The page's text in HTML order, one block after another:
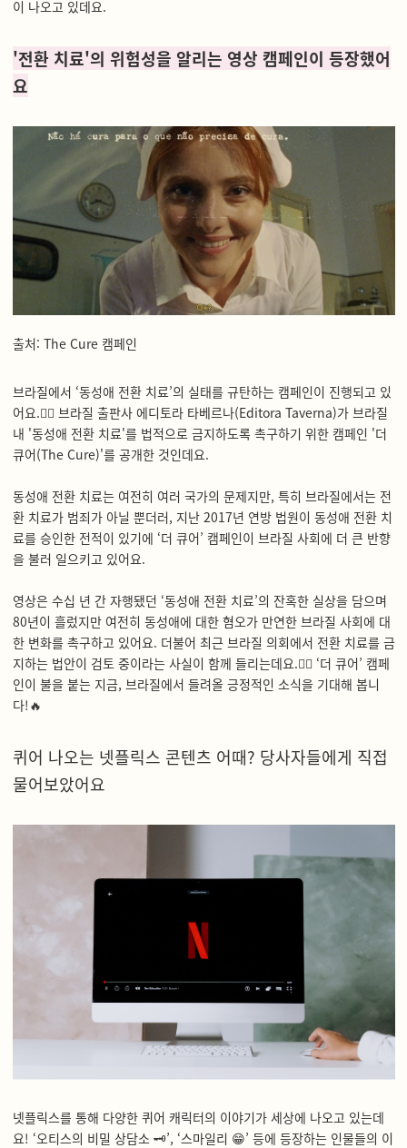
이 나오고 있데요.
'전환 치료'의 위험성을 알리는 영상 캠페인이 등장했어
요
출처: The Cure 캠페인
브라질에서 ‘동성애 전환 치료’의 실태를 규탄하는 캠페인이 진행되고 있
어요.✊🏽 브라질 출판사 에디토라 타베르나(Editora Taverna)가 브라질
내 '동성애 전환 치료'를 법적으로 금지하도록 촉구하기 위한 캠페인 '더
큐어(The Cure)'를 공개한 것인데요.
동성애 전환 치료는 여전히 여러 국가의 문제지만, 특히 브라질에서는 전
환 치료가 범죄가 아닐 뿐더러, 지난 2017년 연방 법원이 동성애 전환 치
료를 승인한 전적이 있기에 ‘더 큐어’ 캠페인이 브라질 사회에 더 큰 반향
을 불러 일으키고 있어요.
영상은 수십 년 간 자행됐던 ‘동성애 전환 치료’의 잔혹한 실상을 담으며
80년이 흘렀지만 여전히 동성애에 대한 혐오가 만연한 브라질 사회에 대
한 변화를 촉구하고 있어요. 더불어 최근 브라질 의회에서 전환 치료를 금
지하는 법안이 검토 중이라는 사실이 함께 들리는데요.👂🏽 ‘더 큐어’ 캠페
인이 불을 붙는 지금, 브라질에서 들려올 긍정적인 소식을 기대해 봅니
다! 🔥
퀴어 나오는 넷플릭스 콘텐츠 어때? 당사자들에게 직접
물어보았어요
넷플릭스를 통해 다양한 퀴어 캐릭터의 이야기가 세상에 나오고 있는데
요! ‘오티스의 비밀 상담소 🗝️’, ‘스마일리 😁’ 등에 등장하는 인물들의 이